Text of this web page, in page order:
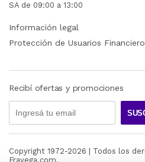
SA de 09:00 a 13:00
Información legal
Protección de Usuarios
Recibí ofertas y promociones
Copyright 1972-2026 | Todos los
Fravega.com.